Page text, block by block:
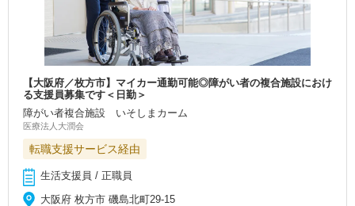
【大阪府／枚方市】マイカー通勤可能◎障がい者の複合施設におけ
る支援員募集です＜日勤＞
障がい者複合施設 いそしまカーム
医療法人大潤会
転職支援サービス経由
生活支援員 / 正職員
大阪府 枚方市 磯島北町29-15